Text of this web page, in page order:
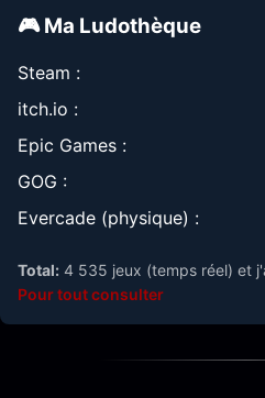
🎮 Ma Ludothèque
Steam :
itch.io :
Epic Games :
GOG :
Evercade (physique) :
Total: 4 535 jeux (temps réel) et
Pour tout consulter